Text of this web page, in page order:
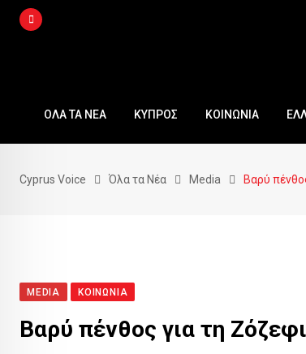
ΟΛΑ ΤΑ ΝΕΑ ΚΥΠΡΟΣ ΚΟΙΝΩΝΙΑ
Cyprus Voice Όλα τα Νέα Media Βαρύ
MEDIA ΚΟΙΝΩΝΊΑ
Βαρύ πένθος για τη